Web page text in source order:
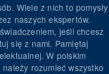
Wiele z nich to pomysły
naszych ekspertów.
jeśli chcesz
się z nami. Pamiętaj
W polskim
rozumieć wszystko